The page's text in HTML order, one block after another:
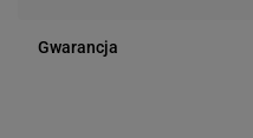
Gwarancja